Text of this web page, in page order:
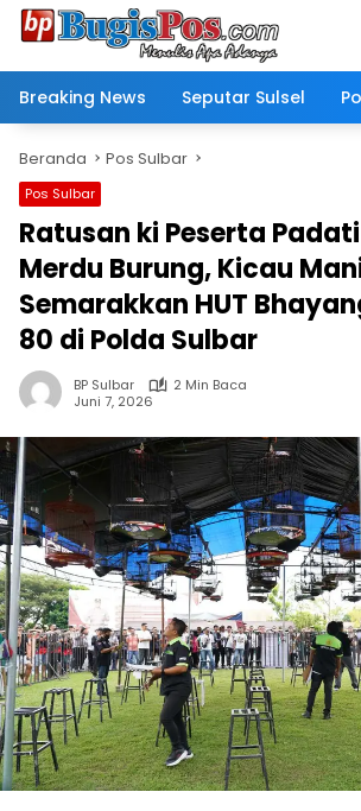
Langsung
Breaking News
Seputar Sulsel
Beranda Pos Sulbar
Pos Sulbar
Ratusan ki Peserta
Merdu Burung, Kicau
Semarakkan HUT
80 di Polda Sulbar
BP Sulbar
2 Min Baca
Juni 7, 2026